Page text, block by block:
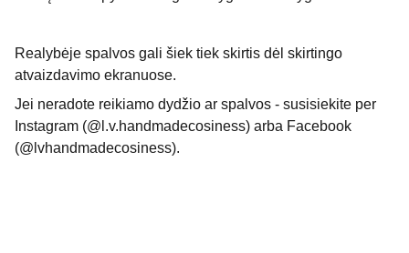
Realybėje spalvos gali šiek tiek skirtis dėl skirtingo
atvaizdavimo ekranuose.
Jei neradote reikiamo dydžio ar spalvos - susisiekite per
Instagram (@l.v.handmadecosiness) arba Facebook
(@lvhandmadecosiness).